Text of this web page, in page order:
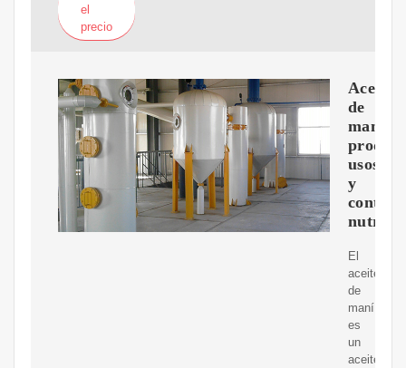
el
precio
Aceite
de
maní:
usos
y
El
aceite
de
maní
es
un
aceite